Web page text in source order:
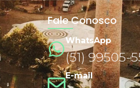
Fale Conosco
WhatsApp
(51) 99505-
E-mail